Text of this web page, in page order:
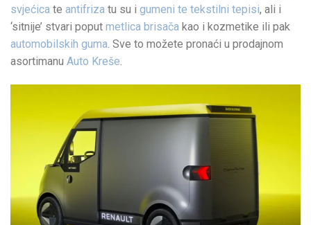
svjećica te antifriza tu su i gumeni te tekstilni tepisi, ali i
‘sitnije’ stvari poput metlica brisača kao i kozmetike ili pak
automobilskih guma. Sve to možete pronaći u prodajnom
asortimanu Auto Kreše.